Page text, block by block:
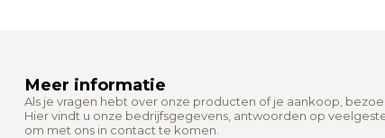
Meer informatie
Als je vragen hebt over onze producten of je aankoop,
Hier vindt u onze bedrijfsgegevens, antwoorden op
om met ons in contact te komen.